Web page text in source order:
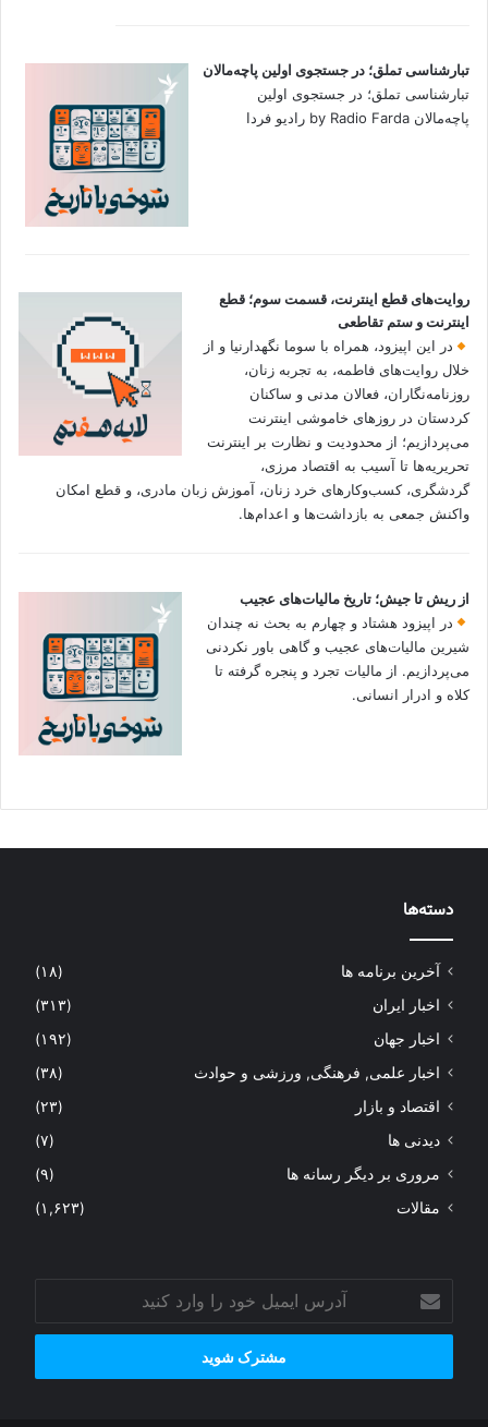
تبارشناسی تملق؛ در جستجوی اولین‌ پاچه‌مالان
تبارشناسی تملق؛ در جستجوی اولین‌
پاچه‌مالان by Radio Farda رادیو فردا
روایت‌های قطع اینترنت، قسمت سوم؛ قطع
اینترنت و ستم تقاطعی
در این اپیزود، همراه با سوما نگهدارنیا و از
خلال روایت‌های فاطمه، به تجربه زنان،
روزنامه‌نگاران، فعالان مدنی و ساکنان
کردستان در روزهای خاموشی اینترنت
می‌پردازیم؛ از محدودیت و نظارت بر اینترنت
تحریریه‌ها تا آسیب به اقتصاد مرزی،
گردشگری، کسب‌وکارهای خرد زنان، آموزش زبان مادری، و قطع امکان
واکنش جمعی به بازداشت‌ها و اعدام‌ها.
از ریش تا جیش؛ تاریخ مالیات‌های عجیب
در اپیزود هشتاد و چهارم به بحث نه چندان
شیرین مالیات‌های عجیب و گاهی باور نکردنی‌
می‌پردازیم. از مالیات تجرد و پنجره گرفته تا
کلاه و ادرار انسانی.
دسته‌ها
آخرین برنامه ها
(۱۸)
اخبار ایران
(۳۱۳)
اخبار جهان
(۱۹۲)
اخبار علمی, فرهنگی, ورزشی و حوادث
(۳۸)
اقتصاد و بازار
(۲۳)
دیدنی ها
(۷)
مروری بر دیگر رسانه ها
(۹)
مقالات
(۱,۶۲۳)
آدرس
ایمیل
خود
وارد